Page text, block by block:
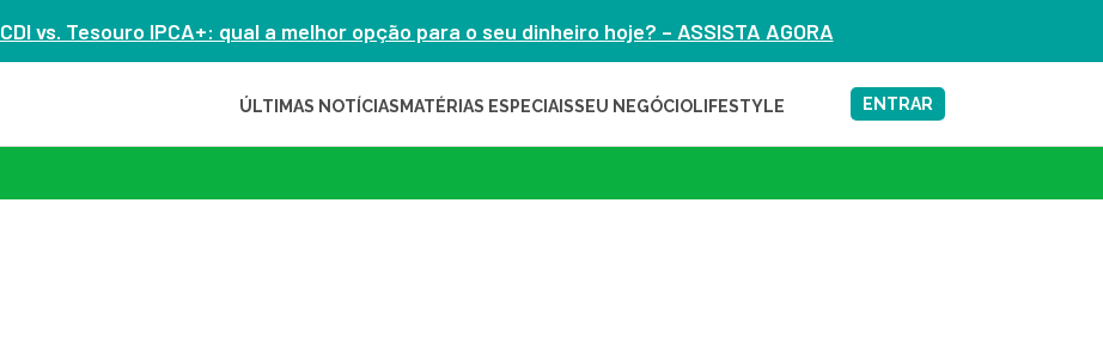
CDI vs. Tesouro IPCA+: qual a melhor opção para o seu dinheiro hoje? – ASSISTA AGORA
ÚLTIMAS NOTÍCIAS MATÉRIAS ESPECIAISSEU NEGÓCIOLIFESTYLE ENTRAR